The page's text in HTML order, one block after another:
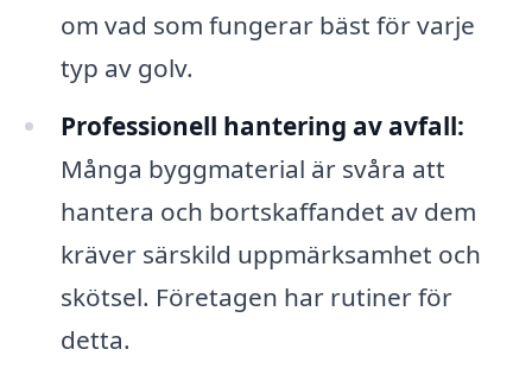
om vad som fungerar bäst för varje
typ av golv.
Professionell hantering av avfall:
Många byggmaterial är svåra att
hantera och bortskaffandet av dem
kräver särskild uppmärksamhet och
skötsel. Företagen har rutiner för
detta.